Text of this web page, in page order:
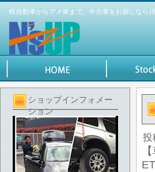
軽自動車からアメ車まで、中古車をお探しなら
ショップインフォメー
ション
投